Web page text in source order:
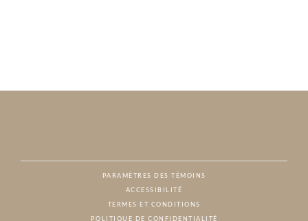
PARAMÈTRES DES TÉMOINS
ACCESSIBILITÉ
TERMES ET CONDITIONS
POLITIQUE DE CONFIDENTIALITÉ